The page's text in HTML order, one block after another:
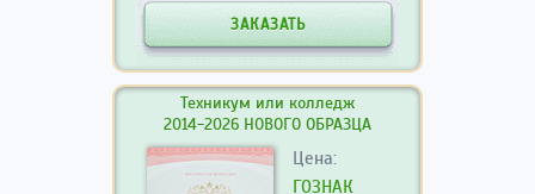
ЗАКАЗАТЬ
Техникум или колледж
2014-2026 НОВОГО ОБРАЗЦА
Цена:
ГОЗНАК